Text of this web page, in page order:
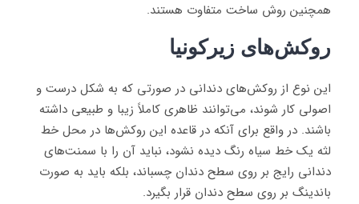
همچنین روش ساخت متفاوت هستند.
روکش‌های زیرکونیا
این نوع از روکش‌های دندانی در صورتی که به شکل درست و
اصولی کار شوند، می‌توانند ظاهری کاملاً زیبا و طبیعی داشته
باشند. در واقع برای آنکه در قاعده این روکش‌ها در محل خط
لثه یک خط سیاه رنگ دیده نشود، نباید آن را با سمنت‌های
دندانی رایج بر روی سطح دندان چسباند، بلکه باید به صورت
باندینگ بر روی سطح دندان قرار بگیرد.